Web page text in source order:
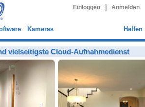
Einloggen Anmelden
Kameras Helfen
vielseitigste Cloud-Aufnahmedienst